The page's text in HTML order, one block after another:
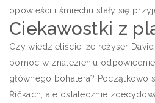
opowieści i śmiechu stały się
Ciekawostki z
Czy wiedzieliście, że reżyser
pomoc w znalezieniu
głównego bohatera? Początkowo
Říčkach, ale ostatecznie